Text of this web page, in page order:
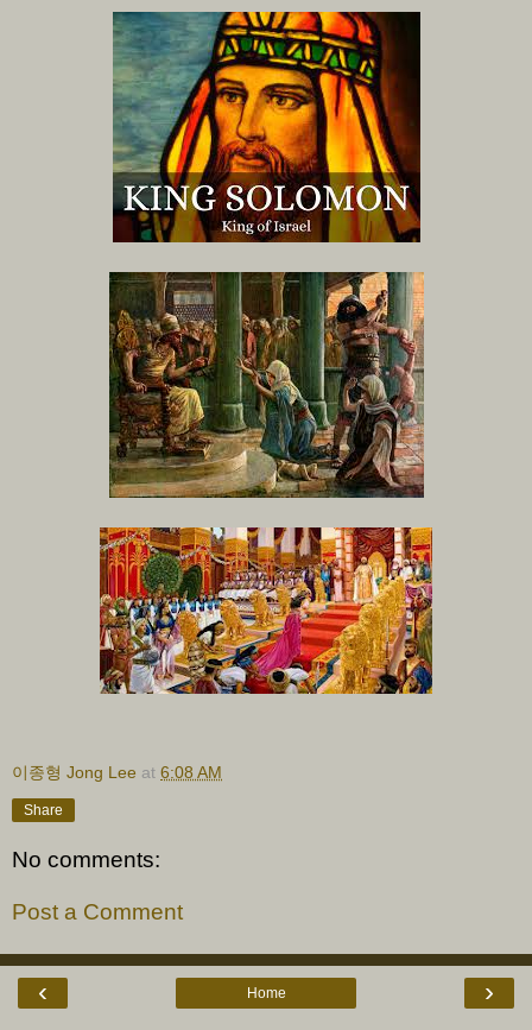
이종형 Jong Lee at 6:08 AM
Share
No comments:
Post a Comment
‹ ›
Home